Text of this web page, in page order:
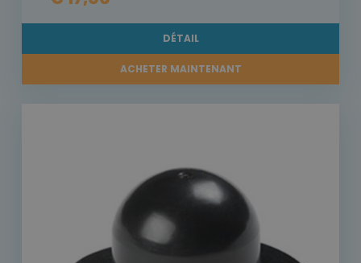
DÉTAIL
ACHETER MAINTENANT